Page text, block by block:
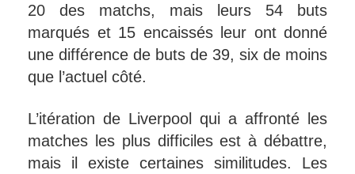
20 des matchs, mais leurs 54 buts
marqués et 15 encaissés leur ont donné
une différence de buts de 39, six de moins
que l’actuel côté.
L’itération de Liverpool qui a affronté les
matches les plus difficiles est à débattre,
mais il existe certaines similitudes. Les